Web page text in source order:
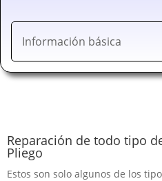
Información básica
Reparación de todo tipo
Pliego
Estos son solo algunos de los